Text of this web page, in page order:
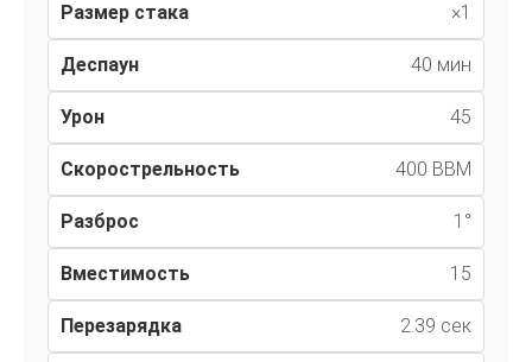
Размер стака ×1
Деспаун 40 мин
Урон 45
Скорострельность 400 ВВМ
Разброс 1°
Вместимость 15
Перезарядка 2.39 сек